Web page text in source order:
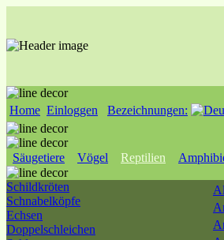
Home Einloggen Bezeichnungen:
Säugetiere Vögel Reptilien
Schildkröten
Schnabelköpfe
Echsen
Doppelschleichen